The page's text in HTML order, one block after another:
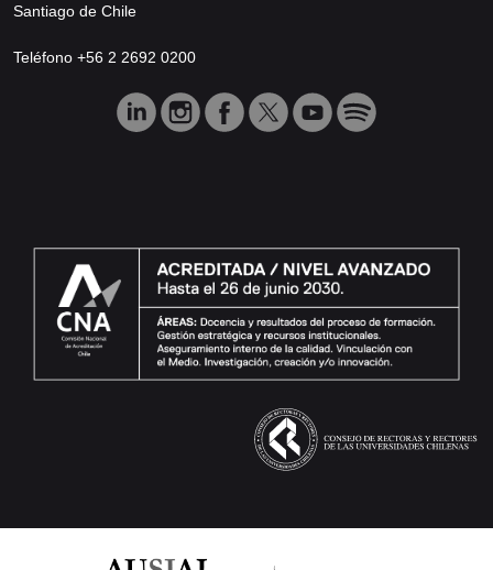
Santiago de Chile
Teléfono +56 2 2692 0200